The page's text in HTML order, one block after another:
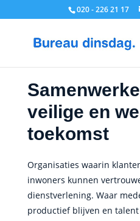
020 - 226 21 17
veilige en
toekomst
Organisaties waarin
inwoners kunnen
dienstverlening. Waar
productief blijven en